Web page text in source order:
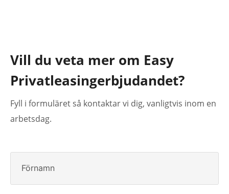
Vill du veta mer om Easy
Privatleasingerbjudandet?
Fyll i formuläret så kontaktar vi dig, vanligtvis inom en
arbetsdag.
Förnamn